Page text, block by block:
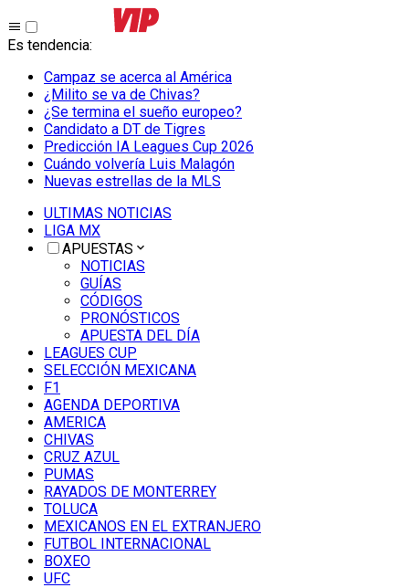
Es tendencia:
Campaz se acerca al América
¿Milito se va de Chivas?
¿Se termina el sueño europeo?
Candidato a DT de Tigres
Predicción IA Leagues Cup 2026
Cuándo volvería Luis Malagón
Nuevas estrellas de la MLS
ULTIMAS NOTICIAS
LIGA MX
APUESTAS
NOTICIAS
GUÍAS
CÓDIGOS
PRONÓSTICOS
APUESTA DEL DÍA
LEAGUES CUP
SELECCIÓN MEXICANA
F1
AGENDA DEPORTIVA
AMERICA
CHIVAS
CRUZ AZUL
PUMAS
RAYADOS DE MONTERREY
TOLUCA
MEXICANOS EN EL EXTRANJERO
FUTBOL INTERNACIONAL
BOXEO
UFC